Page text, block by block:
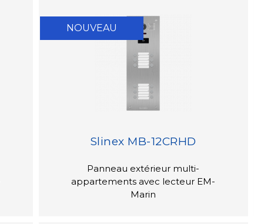
NOUVEAU
Slinex MB-12CRHD
Panneau extérieur multi-
appartements avec lecteur EM-
Marin